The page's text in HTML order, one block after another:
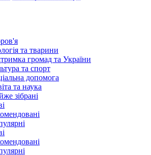
та тварини
громад та України
та спорт
допомога
та наука
зібрані